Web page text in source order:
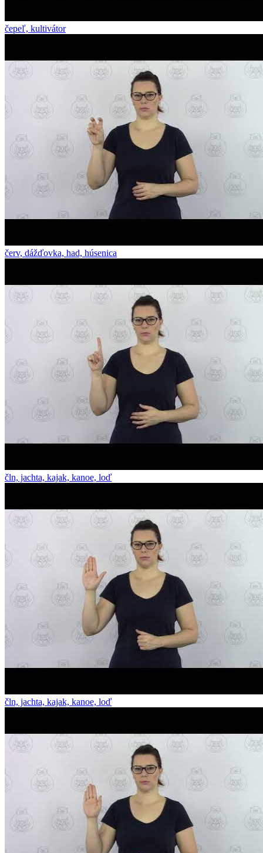
čepeľ, kultivátor
červ, dážďovka, had, húsenica
čln, jachta, kajak, kanoe, loď
čln, jachta, kajak, kanoe, loď